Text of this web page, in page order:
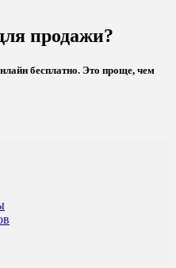
продажи?
бесплатно. Это проще, чем